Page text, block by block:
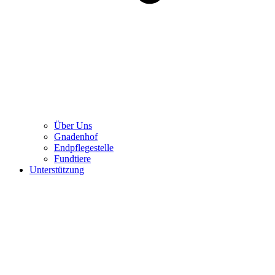
Über Uns
Gnadenhof
Endpflegestelle
Fundtiere
Unterstützung